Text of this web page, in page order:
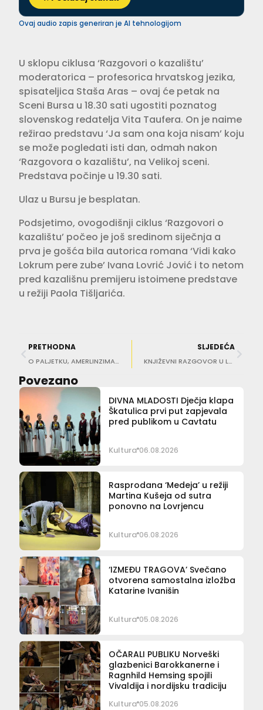
Ovaj audio zapis generiran je AI tehnologijom
U sklopu ciklusa ‘Razgovori o kazalištu’
moderatorica – profesorica hrvatskog jezika,
spisateljica Staša Aras – ovaj će petak na
Sceni Bursa u 18.30 sati ugostiti poznatog
slovenskog redatelja Vita Taufera. On je naime
režirao predstavu ‘Ja sam ona koja nisam’ koju
se može pogledati isti dan, odmah nakon
‘Razgovora o kazalištu’, na Velikoj sceni.
Predstava počinje u 19.30 sati.
Ulaz u Bursu je besplatan.
Podsjetimo, ovogodišnji ciklus ‘Razgovori o
kazalištu’ počeo je još sredinom siječnja a
prva je gošća bila autorica romana ‘Vidi kako
Lokrum pere zube’ Ivana Lovrić Jović i to netom
pred kazališnu premijeru istoimene predstave
u režiji Paola Tišljarića.
PRETHODNA
O PALJETKU, AMERLINZIMA… Predstavljeni novi brojevi časopisa Dubrovnik
SLJEDEĆA
KNJIŽEVNI RAZGOVOR U LAZARETIMA Predstavljanje pjesnikinje Jelene Žugić
Povezano
DIVNA MLADOSTI Dječja klapa
Škatulica prvi put zapjevala
pred publikom u Cavtatu
Kultura 06.08.2026
Rasprodana ‘Medeja’ u režiji
Martina Kušeja od sutra
ponovno na Lovrjencu
Kultura 06.08.2026
‘IZMEĐU TRAGOVA’ Svečano
otvorena samostalna izložba
Katarine Ivanišin
Kultura 05.08.2026
OČARALI PUBLIKU Norveški
glazbenici Barokkanerne i
Ragnhild Hemsing spojili
Vivaldija i nordijsku tradiciju
Kultura 05.08.2026